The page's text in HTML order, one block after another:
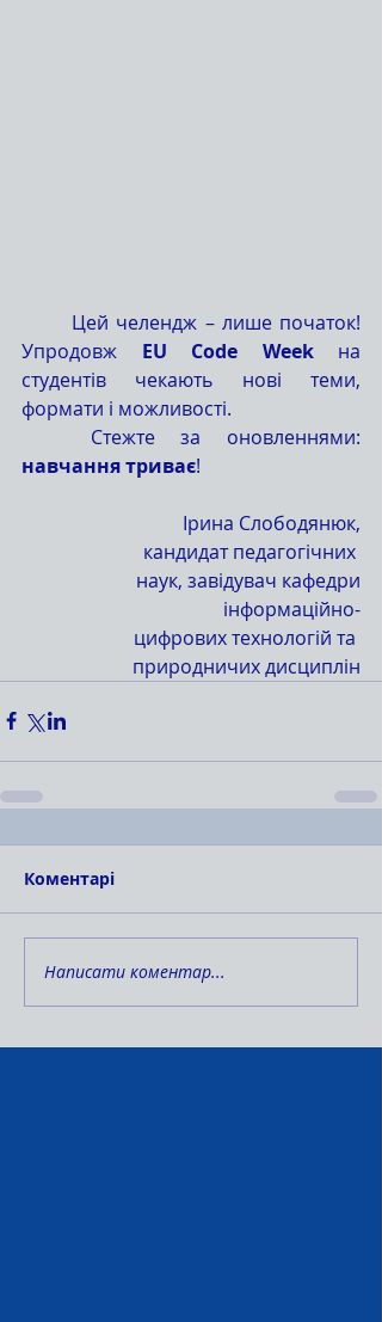
Упродовж EU Code Week на
студентів чекають нові теми,
формати і можливості.
навчання триває!
Ірина Слободянюк,
кандидат педагогічних
наук, завідувач кафедри
інформаційно-
цифрових технологій та
природничих дисциплін
Коментарі
Написати коментар...